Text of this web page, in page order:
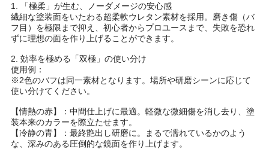
1. 「極柔」が生む、ノーダメージの安心感
繊細な塗装面をいたわる超柔軟ウレタン素材を採用。磨き傷（バ
フ目）を極限まで抑え、初心者からプロユースまで、失敗を恐れ
ずに理想の面を作り上げることができます。
2. 効率を極める「双極」の使い分け
使用例：
※2色のバフは同一素材となります。場所や研磨シーンに応じて
使い分けてください。
【情熱の赤】：中間仕上げに最適。軽微な微細傷を消し去り、塗
装本来のカラーを際立たせます。
【冷静の青】：最終艶出し研磨に。まるで濡れているかのよう
な、深みのある圧倒的な鏡面を作り上げます。